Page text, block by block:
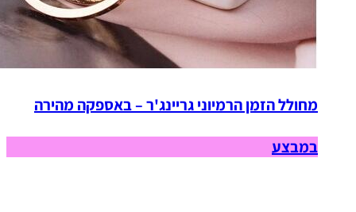
מחולל הזמן הרמיוני גריינג'ר – באספקה מהירה
במבצע